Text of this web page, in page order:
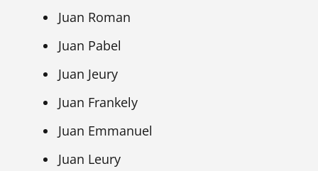
Juan Roman
Juan Pabel
Juan Jeury
Juan Frankely
Juan Emmanuel
Juan Leury